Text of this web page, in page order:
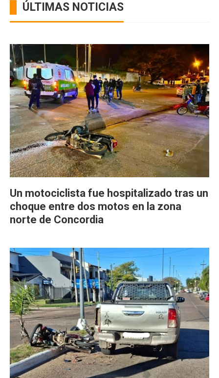
ÚLTIMAS NOTICIAS
Un motociclista fue hospitalizado tras un
choque entre dos motos en la zona
norte de Concordia